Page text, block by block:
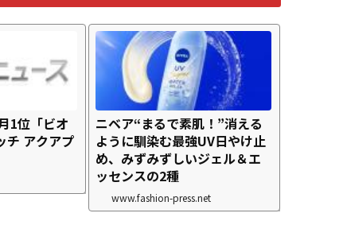
1位「ビオ
チ アクアプ
ニベア“まるで素肌！”消える
ように馴染む最強UV日やけ止
め、みずみずしいジェル＆エ
ッセンスの2種
www.fashion-press.net